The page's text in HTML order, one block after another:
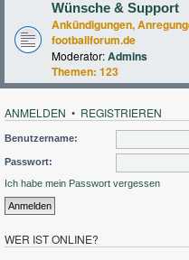
Wünsche & Support
Ankündigungen,
footballforum.de
Moderator:Admins
Themen: 123
ANMELDEN • REGISTRIEREN
Benutzername:
Passwort:
Ich habe mein Passwort vergessen
WER IST ONLINE?